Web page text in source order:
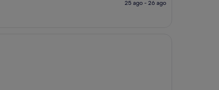
25 ago - 26 ago